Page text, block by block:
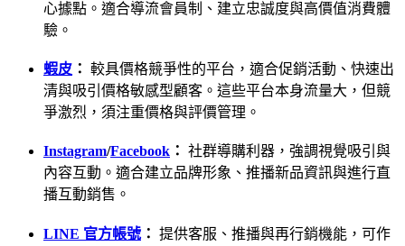
心據點。適合導流會員制、建立忠誠度與高價值消費體
驗。
蝦皮 ： 較具價格競爭性的平台，適合促銷活動、快速出
清與吸引價格敏感型顧客。這些平台本身流量大，但競
爭激烈，須注重價格與評價管理。
Instagram/Facebook ： 社群導購利器，強調視覺吸引與
內容互動。適合建立品牌形象、推播新品資訊與進行直
播互動銷售。
LINE 官方帳號： 提供客服、推播與再行銷機能，可作